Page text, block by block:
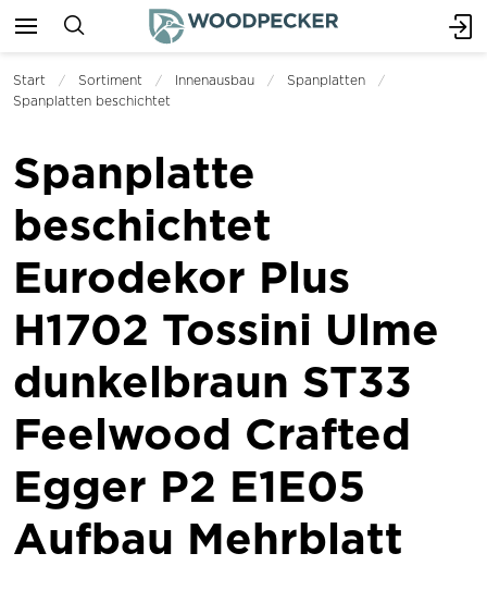
Start Sortiment Innenausbau
Spanplatten
Spanplatten beschichtet
Spanplatte
beschichtet
Eurodekor Plus
H1702 Tossini Ulme
dunkelbraun ST33
Feelwood Crafted
Egger P2 E1E05
Aufbau Mehrblatt